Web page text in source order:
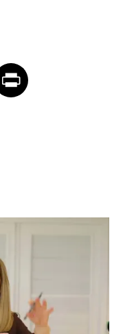
article on Print